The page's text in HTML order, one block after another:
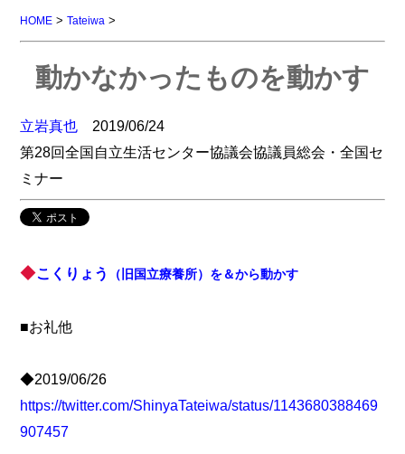
HOME >Tateiwa >
動かなかったものを動かす
立岩真也 2019/06/24
第28回全国自立生活センター協議会協議員総会・全国セ
ミナー
◆こくりょう （旧国立療養所）を＆から動かす
■お礼他
◆2019/06/26
https://twitter.com/ShinyaTateiwa/status/1143680388469
907457